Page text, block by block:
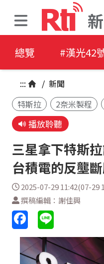
總覽 #漢光42
::: / 新聞
特斯拉
2奈米製程
播放聆聽
三星拿下特斯
台積電的反壟
2025-07-29 11:42(07-29
撰稿編輯：謝佳興